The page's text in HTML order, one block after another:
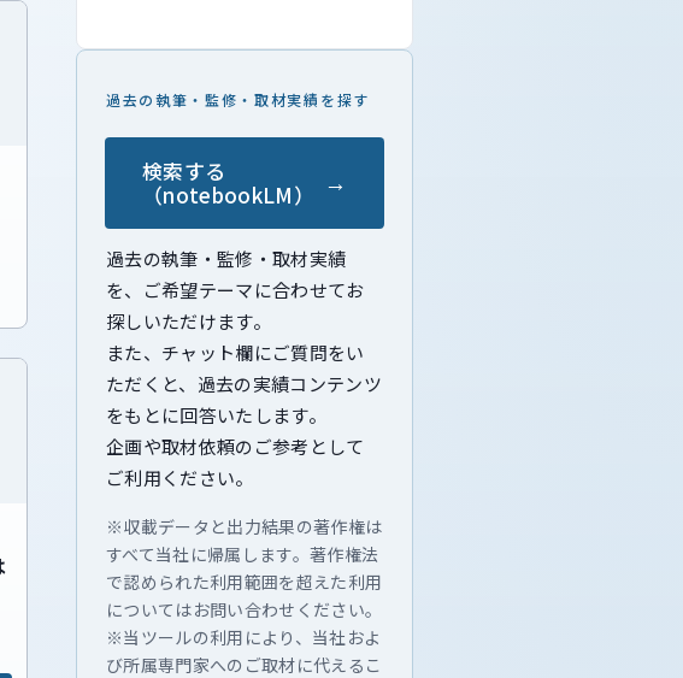
過去の執筆・監修・取材実績を探す
検索する
（notebookLM）
過去の執筆・監修・取材実績
を、ご希望テーマに合わせてお
探しいただけます。
また、チャット欄にご質問をい
ただくと、過去の実績コンテンツ
をもとに回答いたします。
企画や取材依頼のご参考として
ご利用ください。
※収載データと出力結果の著作権は
すべて当社に帰属します。著作権法
で認められた利用範囲を超えた利用
についてはお問い合わせください。
※当ツールの利用により、当社およ
び所属専門家へのご取材に代えるこ